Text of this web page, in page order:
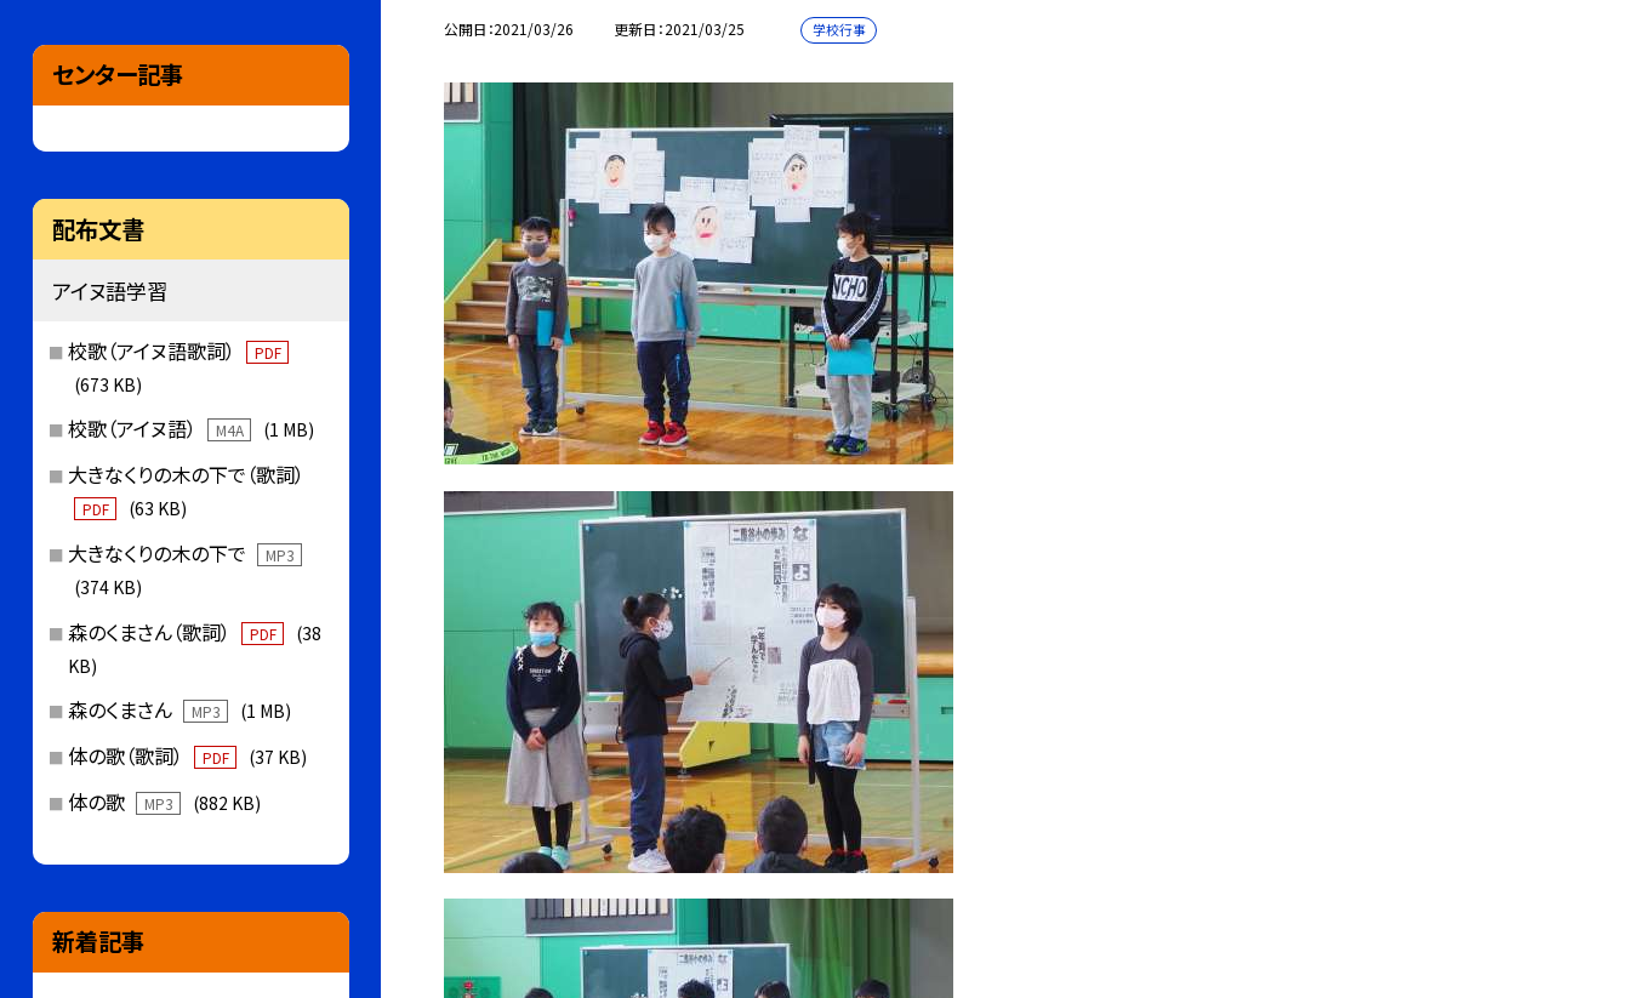
公開日 2021/03/26 更新日 2021/03/25 学校行事
センター記事
配布文書
アイヌ語学習
校歌（アイヌ語歌詞） PDF
(673 KB)
校歌（アイヌ語） M4A (1 MB)
大きなくりの木の下で（歌詞）
PDF (63 KB)
大きなくりの木の下で MP3
(374 KB)
森のくまさん（歌詞） PDF
(38
KB)
森のくまさん MP3 (1 MB)
体の歌（歌詞） PDF (37 KB)
体の歌 MP3 (882 KB)
新着記事